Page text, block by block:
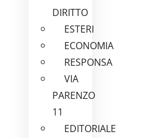
DIRITTO
ESTERI
ECONOMIA
RESPONSA
VIA
PARENZO
11
EDITORIALE